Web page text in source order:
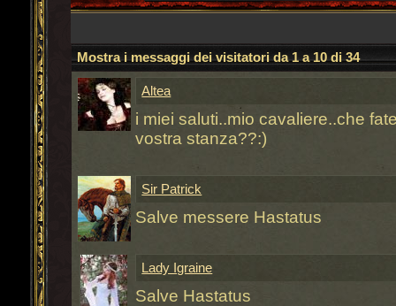
Mostra i messaggi dei visitatori da 1 a10di34
Altea
i miei saluti..mio cavaliere..che
vostra stanza??:)
Sir Patrick
Salve messere Hastatus
Lady Igraine
Salve Hastatus